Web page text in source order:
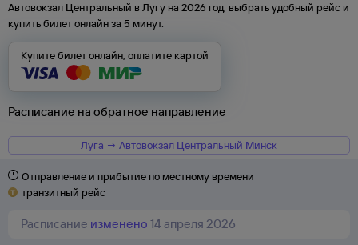
Автовокзал Центральный в Лугу на 2026 год, выбрать удобный рейс и
купить билет онлайн за 5 минут.
Купите билет онлайн, оплатите картой
Расписание на обратное направление
Луга → Автовокзал Центральный Минск
Отправление и прибытие по местному времени
транзитный рейс
Расписание изменено 14 апреля 2026